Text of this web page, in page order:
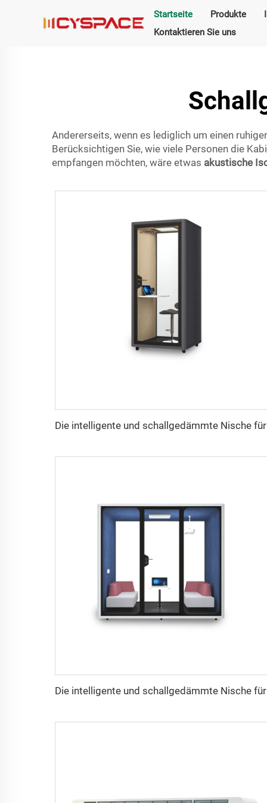
Startseite Produkte
Kontaktieren Sie uns
Andererseits, wenn es lediglich um einen
Berücksichtigen Sie, wie viele Personen die
empfangen möchten, wäre etwas akustische